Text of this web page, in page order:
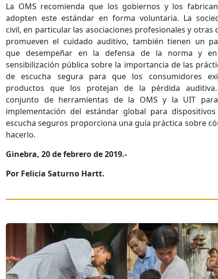
La OMS recomienda que los gobiernos y los
adopten este estándar en forma voluntaria. La
civil, en particular las asociaciones profesionales y otras
promueven el cuidado auditivo, también tienen un
que desempeñar en la defensa de la norma y
sensibilización pública sobre la importancia de las
de escucha segura para que los consumidores
productos que los protejan de la pérdida
conjunto de herramientas de la OMS y la UIT
implementación del estándar global para
escucha seguros proporciona una guía práctica sobre
hacerlo.
Ginebra, 20 de febrero de 2019.-
Por Felicia Saturno Hartt.